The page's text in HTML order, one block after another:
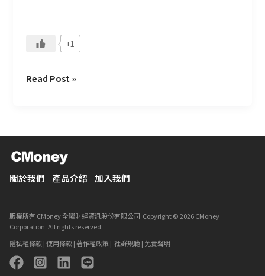
+1
Read Post »
關於我們 產品介紹 加入我們
版權所有 CMoney 全曜財經資訊股份有限公司 Copyright © 2026 CMoney
Corporation. All rights reserved.
隱私權條款|使用條款| 著作權政策| 社群規範 | 免責聲明